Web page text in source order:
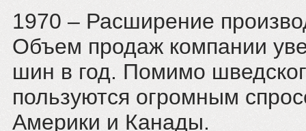
1970 – Расширение
Объем продаж компании
шин в год. Помимо
пользуются огромным
Америки и Канады.